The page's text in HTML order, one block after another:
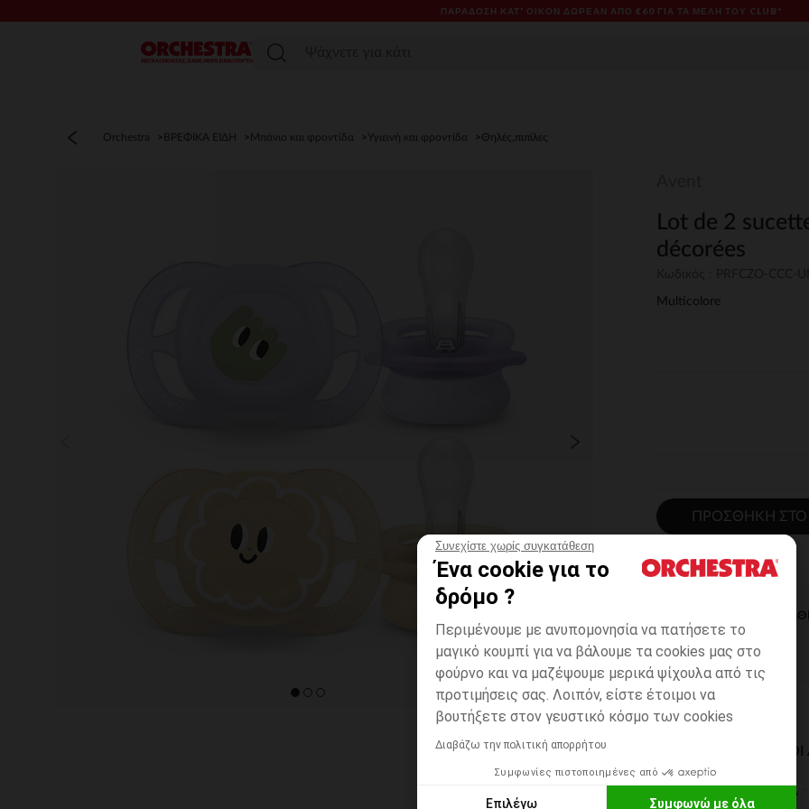
Συνεχίστε χωρίς συγκατάθεση
Ένα cookie για το
δρόμο ?
Περιμένουμε με ανυπομονησία να πατήσετε το
μαγικό κουμπί για να βάλουμε τα cookies μας στο
φούρνο και να μαζέψουμε μερικά ψίχουλα από τις
προτιμήσεις σας. Λοιπόν, είστε έτοιμοι να
βουτήξετε στον γευστικό κόσμο των cookies
Διαβάζω την πολιτική απορρήτου
Συμφωνίες πιστοποιημένες από
Επιλέγω Συμφωνώ με όλα
ΠΑΡΆΔΟΣΗ ΚΑΤ' ΟΊΚΟΝ ΔΩΡΕΑΝ ΑΠΌ €60 ΓΙΑ ΤΑ ΜΈΛΗ ΤΟΥ CLUB*
Μενού
Orchestra ΒΡΕΦΙΚΑ ΕΙΔΗ Μπάνιο και φροντίδα Υγιεινή και φροντίδα Θηλές,πιπίλες
Lot de 2
décorées
Multicolore
ΠΡΟΣΘΉΚΗ ΣΤΟ
ΆΜΕΣΗ
ΔΙΑΘΈΣΙΜΟΙ
ΣΕ ΚΑΤΑΣΤΗΜΑ